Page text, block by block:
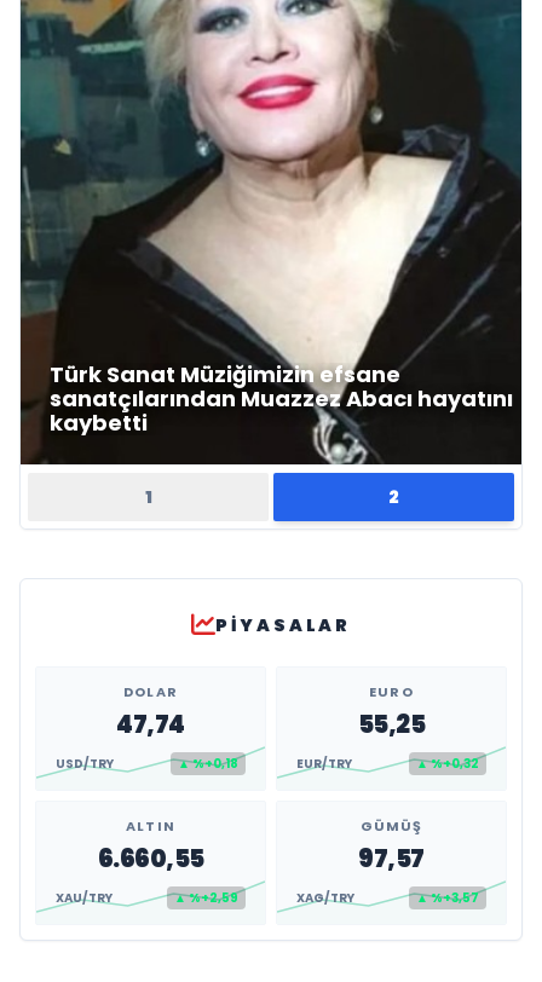
Türk Sanat Müziğimizin efsane
sanatçılarından Muazzez Abacı hayatını
kaybetti
1 2
PIYASALAR
DOLAR
47,74
USD/TRY ▲ %+0,18
EURO
55,25
EUR/TRY ▲ %+0,32
ALTIN
6.660,55
XAU/TRY ▲ %+2,59
GÜMÜŞ
97,57
XAG/TRY ▲ %+3,57